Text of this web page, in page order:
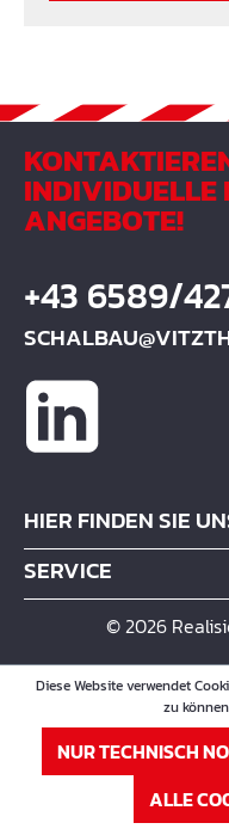
INDIVIDUELLE
ANGEBOTE!
+43 6589/
HIER FINDEN SIE
SERVICE
© 2026
Diese Website verwendet
zu
NUR TECHNISCH
ALLE